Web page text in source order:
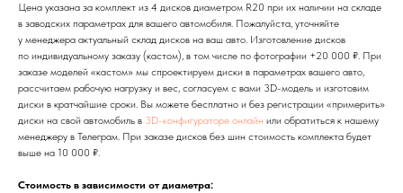
Цена указана за комплект из 4 дисков диаметром R20 при их наличии на складе
в заводских параметрах для вашего автомобиля. Пожалуйста, уточняйте
у менеджера актуальный склад дисков на ваш авто. Изготовление дисков
по индивидуальному заказу (кастом), в том числе по фотографии +20 000 ₽. При
заказе моделей «кастом» мы спроектируем диски в параметрах вашего авто,
рассчитаем рабочую нагрузку и вес, согласуем с вами 3D-модель и изготовим
диски в кратчайшие сроки. Вы можете бесплатно и без регистрации «примерить»
диски на свой автомобиль в 3D-конфигураторе онлайн или обратиться к нашему
менеджеру в Телеграм. При заказе дисков без шин стоимость комплекта будет
выше на 10 000 ₽.
Стоимость в зависимости от диаметра: